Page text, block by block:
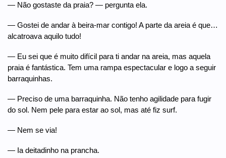
— Não gostaste da praia? — pergunta ela.
— Gostei de andar à beira-mar contigo! A parte da areia é que…
alcatroava aquilo tudo!
— Eu sei que é muito difícil para ti andar na areia, mas aquela
praia é fantástica. Tem uma rampa espectacular e logo a seguir
barraquinhas.
— Preciso de uma barraquinha. Não tenho agilidade para fugir
do sol. Nem pele para estar ao sol, mas até fiz surf.
— Nem se via!
— Ia deitadinho na prancha.